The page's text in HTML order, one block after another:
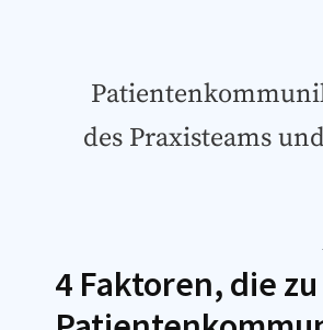
des Praxisteams
4 Faktoren, die